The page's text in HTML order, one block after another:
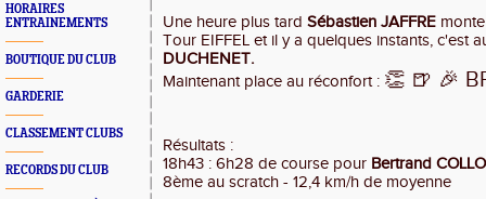
HORAIRES
ENTRAINEMENTS
BOUTIQUE DU CLUB
GARDERIE
CLASSEMENT CLUBS
RECORDS DU CLUB
Une heure plus tard Sébastien JAFFRE
Tour EIFFEL et il y a quelques instants, c'est
DUCHENET.
Maintenant place au réconfort : 👏 🍺 🎉
Résultats :
18h43 : 6h28 de course pour Bertrand
8ème au scratch - 12,4 km/h de moyenne